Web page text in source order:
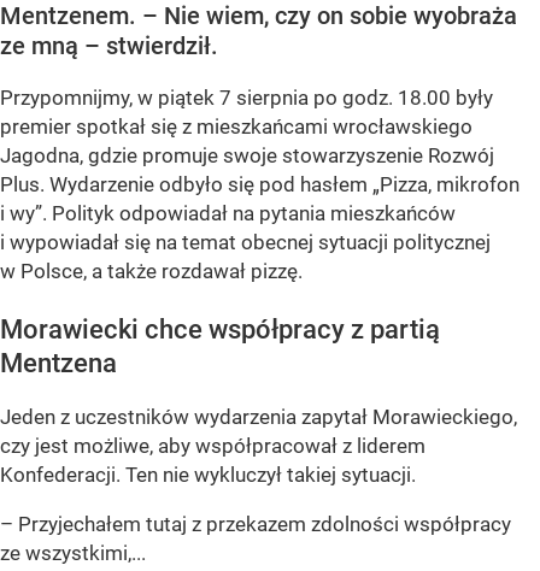
Mentzenem. – Nie wiem, czy on sobie wyobraża
ze mną – stwierdził.
Przypomnijmy, w piątek 7 sierpnia po godz. 18.00 były
premier spotkał się z mieszkańcami wrocławskiego
Jagodna, gdzie promuje swoje stowarzyszenie Rozwój
Plus. Wydarzenie odbyło się pod hasłem „Pizza, mikrofon
i wy”. Polityk odpowiadał na pytania mieszkańców
i wypowiadał się na temat obecnej sytuacji politycznej
w Polsce, a także rozdawał pizzę.
Morawiecki chce współpracy z partią
Mentzena
Jeden z uczestników wydarzenia zapytał Morawieckiego,
czy jest możliwe, aby współpracował z liderem
Konfederacji. Ten nie wykluczył takiej sytuacji.
– Przyjechałem tutaj z przekazem zdolności współpracy
ze wszystkimi,...